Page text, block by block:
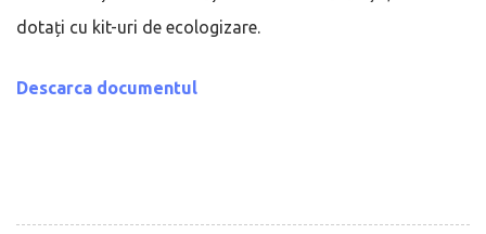
dotați cu kit-uri de ecologizare.
Descarca documentul